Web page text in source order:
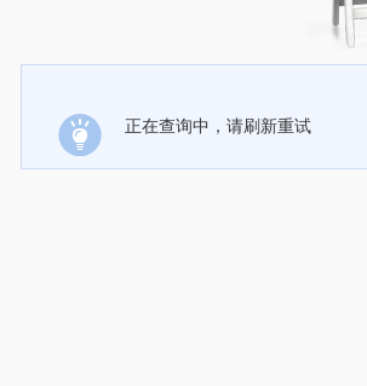
正在查询中，请刷新重试